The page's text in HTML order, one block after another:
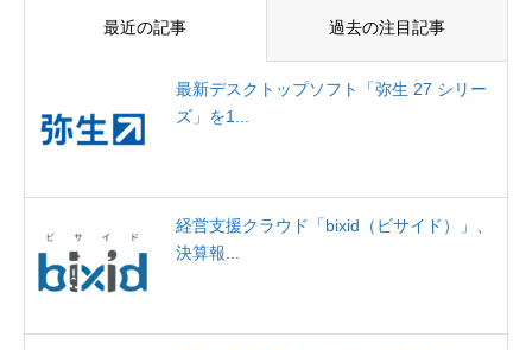
最近の記事 過去の注目記事
最新デスクトップソフト「弥生 27 シリー
ズ」を1...
経営支援クラウド「bixid（ビサイド）」、
決算報...